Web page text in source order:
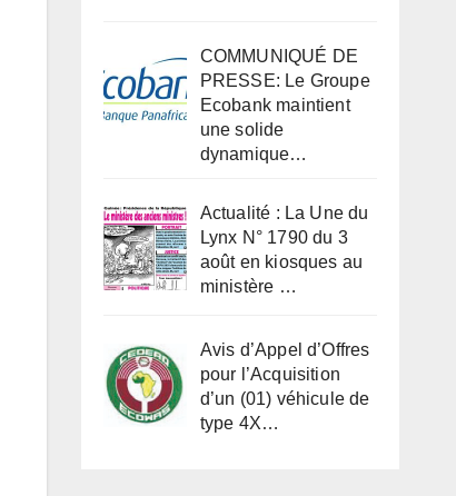
COMMUNIQUÉ DE
PRESSE: Le Groupe
Ecobank maintient
une solide
dynamique…
Actualité : La Une du
Lynx N° 1790 du 3
août en kiosques au
ministère …
Avis d’Appel d’Offres
pour l’Acquisition
d’un (01) véhicule de
type 4X…